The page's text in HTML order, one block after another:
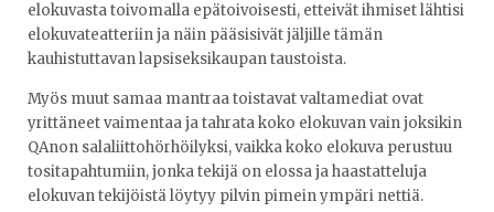
elokuvasta toivomalla epätoivoisesti, etteivät ihmiset lähtisi
elokuvateatteriin ja näin pääsisivät jäljille tämän
kauhistuttavan lapsiseksikaupan taustoista.
Myös muut samaa mantraa toistavat valtamediat ovat
yrittäneet vaimentaa ja tahrata koko elokuvan vain joksikin
QAnon salaliittohörhöilyksi, vaikka koko elokuva perustuu
tositapahtumiin, jonka tekijä on elossa ja haastatteluja
elokuvan tekijöistä löytyy pilvin pimein ympäri nettiä.